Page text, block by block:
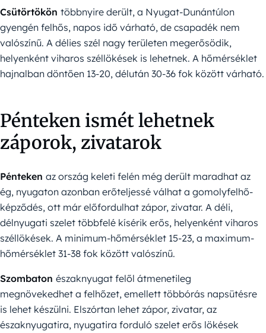
Csütörtökön többnyire derült, a Nyugat-Dunántúlon
gyengén felhős, napos idő várható, de csapadék nem
valószínű. A délies szél nagy területen megerősödik,
helyenként viharos széllökések is lehetnek. A hőmérséklet
hajnalban döntően 13-20, délután 30-36 fok között várható.
Pénteken ismét lehetnek
záporok, zivatarok
Pénteken az ország keleti felén még derült maradhat az
ég, nyugaton azonban erőteljessé válhat a gomolyfelhő-
képződés, ott már előfordulhat zápor, zivatar. A déli,
délnyugati szelet többfelé kísérik erős, helyenként viharos
széllökések. A minimum-hőmérséklet 15-23, a maximum-
hőmérséklet 31-38 fok között valószínű.
Szombaton északnyugat felől átmenetileg
megnövekedhet a felhőzet, emellett többórás napsütésre
is lehet készülni. Elszórtan lehet zápor, zivatar, az
északnyugatira, nyugatira forduló szelet erős lökések